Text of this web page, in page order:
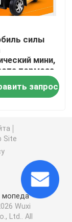
силы
мини,
тормоза
запрос
Site
мопеда
Wuxi
Ltd.. All